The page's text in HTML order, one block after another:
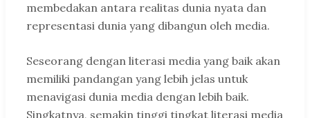
membedakan antara realitas dunia nyata dan
representasi dunia yang dibangun oleh media.
Seseorang dengan literasi media yang baik akan
memiliki pandangan yang lebih jelas untuk
menavigasi dunia media dengan lebih baik.
Singkatnya, semakin tinggi tingkat literasi media